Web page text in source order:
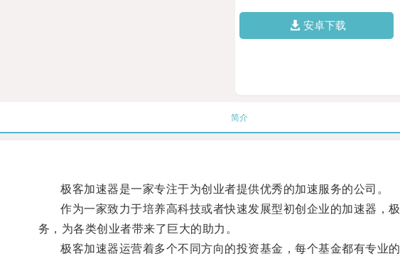
安卓下载
简介
极客加速器是一家专注于为创业者提供优秀的加速服务的公司。
作为一家致力于培养高科技或者快速发展型初创企业的加速器，
务，为各类创业者带来了巨大的助力。
极客加速器运营着多个不同方向的投资基金，每个基金都有专业的